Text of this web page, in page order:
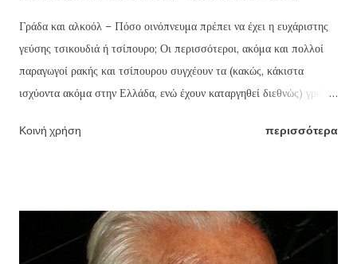
Γράδα και αλκοόλ – Πόσο οινόπνευμα πρέπει να έχει η ευχάριστης
γεύσης τσικουδιά ή τσίπουρο; Οι περισσότεροι, ακόμα και πολλοί
παραγωγοί ρακής και τσίπουρου συγχέουν τα (κακώς, κάκιστα
ισχύοντα ακόμα στην Ελλάδα, ενώ έχουν καταργηθεί διεθνώς) γράδα
αγνοούν ότι βγάζοντας π.χ. ως συνήθως (κακώς) 18 γράδα την ρακή,
τσικουδιά δεν πρέπει να ξεπερνά τους 37-39 το πολύ βαθμούς
οινοπνεύματος, δηλαδή 16-16,5 γράδα (βλ πίνακα παρακάτω).
Κοινή χρήση περισσότερα